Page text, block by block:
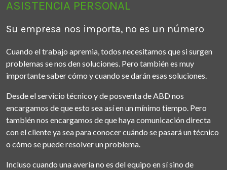
ASISTENCIA PERSONAL
Su empresa nos importa, no es un número
Cuando el trabajo apremia, todos necesitamos que si surgen
problemas se nos den soluciones. Pero también es muy
importante saber cómo y cuando se darán esas soluciones.
Desde el servicio técnico y de posventa de ABD nos
encargamos de que esto sea así en un mínimo tiempo. Pero
también nos encargamos de que haya comunicación directa
con el cliente ya sea para conocer cuándo se pasará un técnico
o cómo se puede resolver un problema.
Incluso cuando una avería no es del equipo en sí sino de